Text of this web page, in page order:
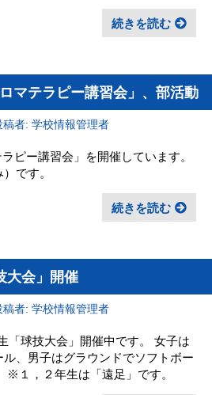
続きを読む
マテラピー講習会」、部活動
稿者: 学校情報管理者
ピー講習会」を開催しています。
です。
続きを読む
大会」開催
稿者: 学校情報管理者
「球技大会」開催中です。 女子は
、男子はグラウンドでソフトボー
※１，２年生は「遠足」です。